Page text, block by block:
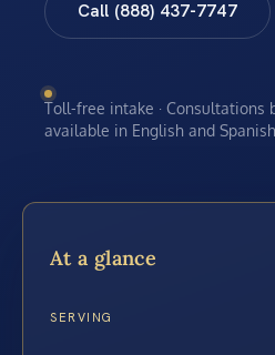
Call (888) 437-7747
Toll-free intake · Consultations
available in English and Spanish
At a glance
SERVING